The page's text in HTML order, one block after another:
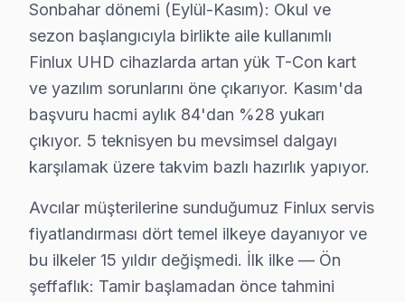
Avcılar bölgesinde Finlux panel'lerden gelen en sık
Ekran Sorunu
Teknik adı: Panel Arızası
Fiziksel belirtisi: Ekranın yarısının kararması
Neden: Bu modelde kullanılan panel
2025 Türkiye fiyatı: ₺1,500 - ₺2,500
En çok etkilenen model serisi: Finlux
2.Ses Problemi
Teknik adı: Ses Kartı Arızası
Fiziksel belirtisi: Sesin kesilmesi veya bozuk
Neden: Ana kart üzerindeki entegre devrelerin
Sonbahar dönemi (Eylül-Kasım): Okul ve
sezon başlangıcıyla birlikte aile kullanımlı
Finlux UHD cihazlarda artan yük T-Con kart
ve yazılım sorunlarını öne çıkarıyor. Kasım'da
başvuru hacmi aylık 84'dan %28 yukarı
çıkıyor. 5 teknisyen bu mevsimsel dalgayı
karşılamak üzere takvim bazlı hazırlık yapıyor.
Avcılar müşterilerine sunduğumuz Finlux servis
fiyatlandırması dört temel ilkeye dayanıyor ve
bu ilkeler 15 yıldır değişmedi. İlk ilke — Ön
şeffaflık: Tamir başlamadan önce tahmini